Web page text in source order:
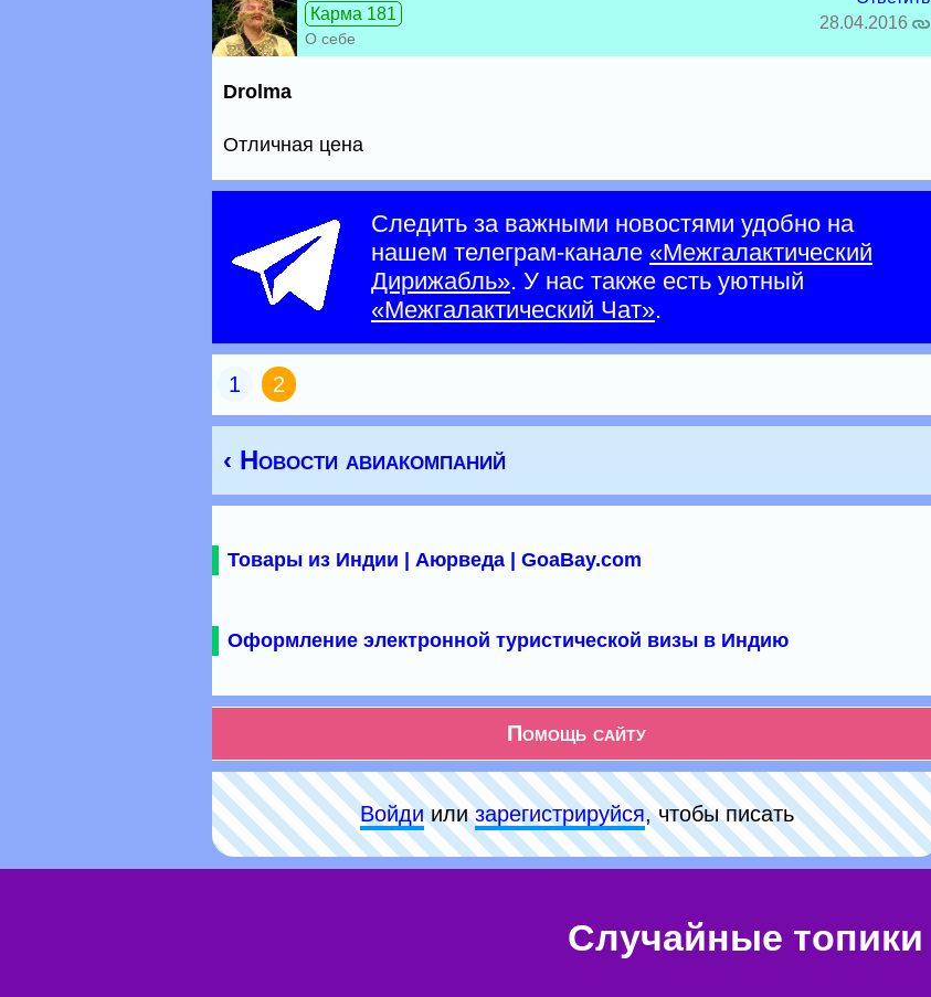
Карма 181
О себе
28.04.2016
Drolma
Отличная цена
Следить за важными новостями удобно на
нашем телеграм-канале «Межгалактический
Дирижабль». У нас также есть уютный
«Межгалактический Чат».
1 2
‹ Новости авиакомпаний
Товары из Индии | Аюрведа | GoaBay.com
Оформление электронной туристической визы в Индию
Помощь сайту
Войдиилизарeгиcтpируйся, чтобы писать
Случайные топики